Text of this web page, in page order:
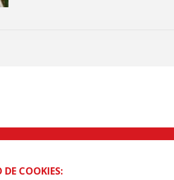
nº 575 CEP 03041-000 Brás, São Paulo/SP |
COOKIES: